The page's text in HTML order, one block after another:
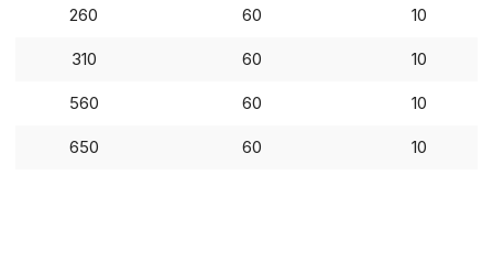
260 60 10
310 60 10
560 60 10
650 60 10
можете ознакомиться с
списком файлов cookie
Технические